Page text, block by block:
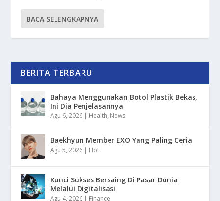
BACA SELENGKAPNYA
BERITA TERBARU
Bahaya Menggunakan Botol Plastik Bekas,
Ini Dia Penjelasannya
Agu 6, 2026 | Health, News
Baekhyun Member EXO Yang Paling Ceria
Agu 5, 2026 | Hot
Kunci Sukses Bersaing Di Pasar Dunia
Melalui Digitalisasi
Agu 4, 2026 | Finance